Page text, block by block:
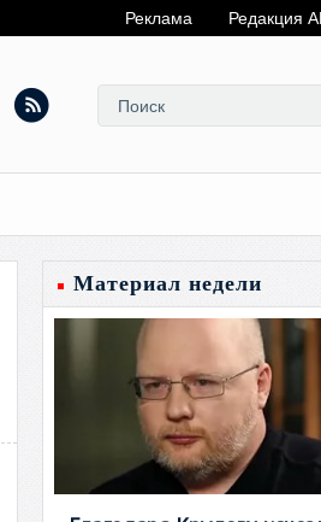
Реклама Редакция
Материал недели